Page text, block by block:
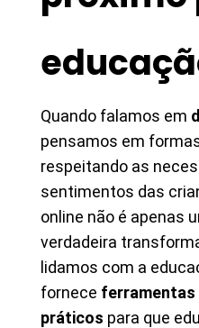
Quando falamos em
pensamos em
respeitando as
sentimentos das
online não é apenas
verdadeira
lidamos com a
fornece ferramentas
práticos para que